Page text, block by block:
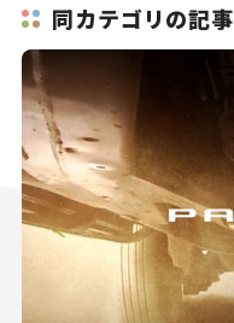
同カテゴリの記事